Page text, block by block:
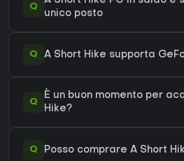
Q
unico posto
Q A Short Hike supporta
Q
È un buon momento per
Hike?
Q Posso comprare A Short